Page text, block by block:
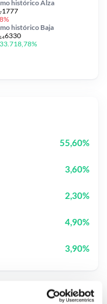
históricoAlza
histórico Baja
55,60%
3,60%
2,30%
4,90%
3,90%